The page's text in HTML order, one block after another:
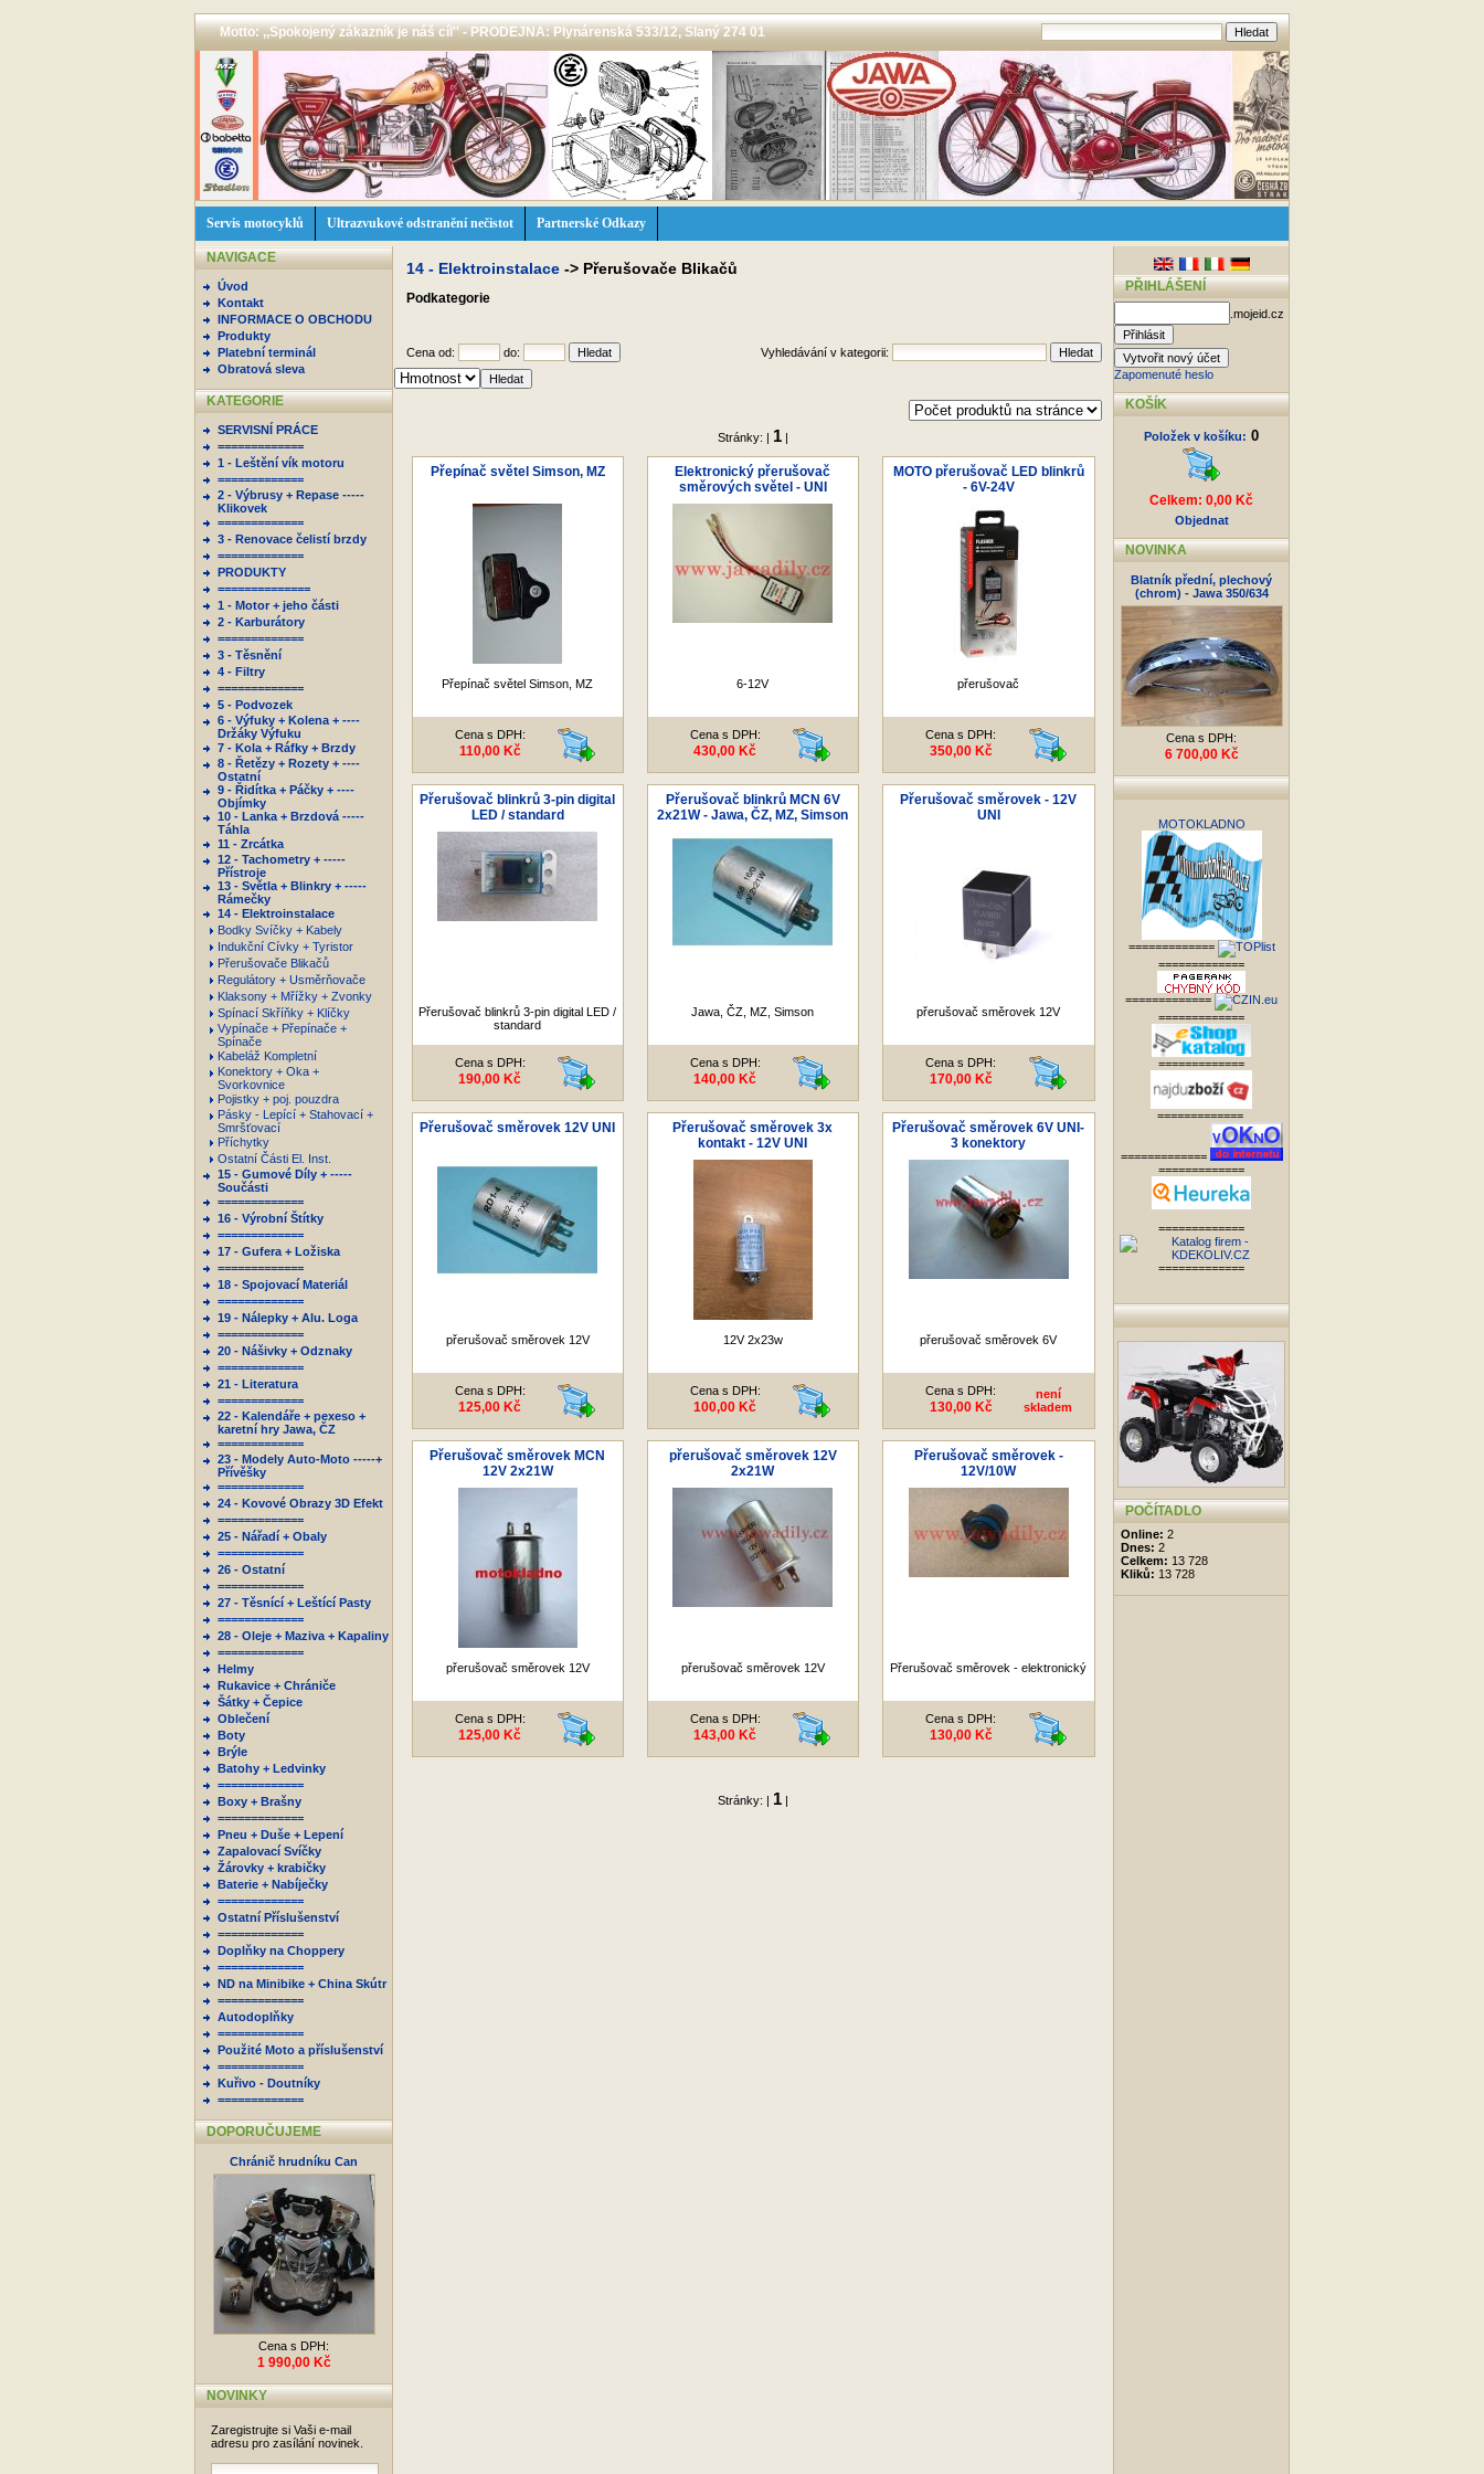
Motto: ,,Spokojený zákazník je náš cíl'' - PRODEJNA: Plynárenská 533/12, Slaný 274 01
Servis motocyklů Ultrazvukové odstranění nečistot Partnerské Odkazy
NAVIGACE
Úvod
Kontakt
INFORMACE O OBCHODU
Produkty
Platební terminál
Obratová sleva
KATEGORIE
SERVISNÍ PRÁCE
=============
1 - Leštění vík motoru
=============
2 - Výbrusy + Repase -----
Klikovek
=============
3 - Renovace čelistí brzdy
=============
PRODUKTY
==============
1 - Motor + jeho části
2 - Karburátory
=============
3 - Těsnění
4 - Filtry
=============
5 - Podvozek
6 - Výfuky + Kolena + ----
Držáky Výfuku
7 - Kola + Ráfky + Brzdy
8 - Řetězy + Rozety + ----
Ostatní
9 - Řidítka + Páčky + ----
Objímky
10 - Lanka + Brzdová -----
Táhla
11 - Zrcátka
12 - Tachometry + -----
Přístroje
13 - Světla + Blinkry + -----
Rámečky
14 - Elektroinstalace
Bodky Svíčky + Kabely
Indukční Cívky + Tyristor
Přerušovače Blikačů
Regulátory + Usměrňovače
Klaksony + Mřížky + Zvonky
Spínací Skříňky + Klíčky
Vypínače + Přepínače +
Spínače
Kabeláž Kompletní
Konektory + Oka +
Svorkovnice
Pojistky + poj. pouzdra
Pásky - Lepící + Stahovací +
Smršťovací
Příchytky
Ostatní Části El. Inst.
15 - Gumové Díly + -----
Součásti
=============
16 - Výrobní Štítky
=============
17 - Gufera + Ložiska
=============
18 - Spojovací Materiál
=============
19 - Nálepky + Alu. Loga
=============
20 - Nášivky + Odznaky
=============
21 - Literatura
=============
22 - Kalendáře + pexeso +
karetní hry Jawa, ČZ
=============
23 - Modely Auto-Moto -----+
Přívěšky
=============
24 - Kovové Obrazy 3D Efekt
=============
25 - Nářadí + Obaly
=============
26 - Ostatní
=============
27 - Těsnící + Leštící Pasty
=============
28 - Oleje + Maziva + Kapaliny
=============
Helmy
Rukavice + Chrániče
Šátky + Čepice
Oblečení
Boty
Brýle
Batohy + Ledvinky
=============
Boxy + Brašny
=============
Pneu + Duše + Lepení
Zapalovací Svíčky
Žárovky + krabičky
Baterie + Nabíječky
=============
Ostatní Příslušenství
=============
Doplňky na Choppery
=============
ND na Minibike + China Skútr
=============
Autodoplňky
=============
Použité Moto a příslušenství
=============
Kuřivo - Doutníky
=============
DOPORUČUJEME
Chránič hrudníku Can
Cena s DPH:
1 990,00 Kč
NOVINKY
Zaregistrujte si Vaši e-mail
adresu pro zasílání novinek.
14 - Elektroinstalace -> Přerušovače Blikačů
Podkategorie
Cena od: do: Vyhledávání v kategorii:
Stránky: | 1 |
Přepínač světel Simson, MZ
Přepínač světel Simson, MZ
Cena s DPH:
110,00 Kč
Elektronický přerušovač
směrových světel - UNI
6-12V
Cena s DPH:
430,00 Kč
MOTO přerušovač LED blinkrů
- 6V-24V
přerušovač
Cena s DPH:
350,00 Kč
Přerušovač blinkrů 3-pin digital
LED / standard
Přerušovač blinkrů 3-pin digital LED /
standard
Cena s DPH:
190,00 Kč
Přerušovač blinkrů MCN 6V
2x21W - Jawa, ČZ, MZ, Simson
Jawa, ČZ, MZ, Simson
Cena s DPH:
140,00 Kč
Přerušovač směrovek - 12V
UNI
přerušovač směrovek 12V
Cena s DPH:
170,00 Kč
Přerušovač směrovek 12V UNI
přerušovač směrovek 12V
Cena s DPH:
125,00 Kč
Přerušovač směrovek 3x
kontakt - 12V UNI
12V 2x23w
Cena s DPH:
100,00 Kč
Přerušovač směrovek 6V UNI-
3 konektory
přerušovač směrovek 6V
Cena s DPH:
130,00 Kč
není
skladem
Přerušovač směrovek MCN
12V 2x21W
přerušovač směrovek 12V
Cena s DPH:
125,00 Kč
přerušovač směrovek 12V
2x21W
přerušovač směrovek 12V
Cena s DPH:
143,00 Kč
Přerušovač směrovek -
12V/10W
Přerušovač směrovek - elektronický
Cena s DPH:
130,00 Kč
Stránky: | 1 |
PŘIHLÁŠENÍ
.mojeid.cz
Zapomenuté heslo
KOŠÍK
Položek v košíku: 0
Celkem: 0,00 Kč
Objednat
NOVINKA
Blatník přední, plechový
(chrom) - Jawa 350/634
Cena s DPH:
6 700,00 Kč
MOTOKLADNO
=============
=============
=============
=============
=============
=============
=============
=============
=============
=============
POČÍTADLO
Online: 2
Dnes: 2
Celkem: 13 728
Kliků: 13 728